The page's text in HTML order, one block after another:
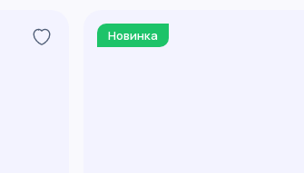
Новинка